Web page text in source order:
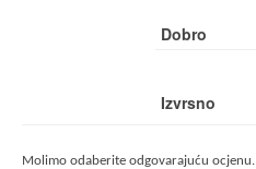
Dobro
Izvrsno
Molimo odaberite odgovarajuću ocjenu.